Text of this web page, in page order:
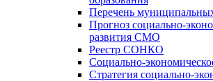
Перечень
Прогноз социально-
развития СМО
Реестр СОНКО
Социально-
Стратегия социально-